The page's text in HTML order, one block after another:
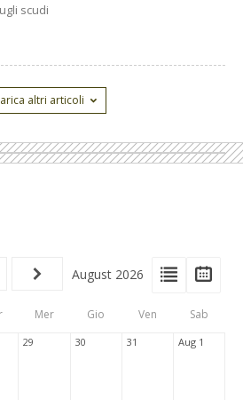
scudi
altri articoli
View
List
August 2026
Mer Gio Ven Sab
29 30 31 Aug 1